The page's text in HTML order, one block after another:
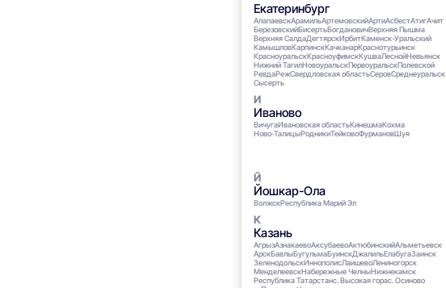
Екатеринбург
АлапаевскАрамильАртемовскийАртиАсбестАтигАчит
БерезовскийБисертьБогдановичВерхняя Пышма
Верхняя СалдаДегтярскИрбитКаменск-Уральский
КамышловКарпинскКачканарКраснотурьинск
КрасноуральскКрасноуфимскКушваЛеснойНевьянск
Нижний ТагилНовоуральскПервоуральскПолевской
РевдаРежСвердловская областьСеровСреднеуральск
Сысерть
Иваново
ВичугаИвановская областьКинешмаКохма
Ново-ТалицыРодникиТейковоФурмановШуя
Йошкар-Ола
ВолжскРеспублика Марий Эл
Казань
АгрызАзнакаевоАксубаевоАктюбинскийАльметьевск
АрскБавлыБугульмаБуинскДжалильЕлабугаЗаинск
ЗеленодольскИннополисЛаишевоЛениногорск
МенделеевскНабережные ЧелныНижнекамск
Республика Татарстанс. Высокая горас. Осиново